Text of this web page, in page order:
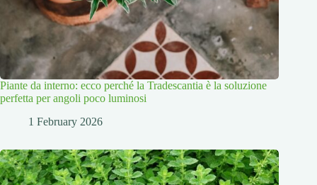
Piante da interno: ecco perché la Tradescantia è la soluzione
perfetta per angoli poco luminosi
1 February 2026